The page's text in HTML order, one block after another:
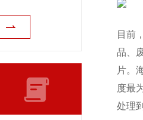
目前
品、
片。
度最
处理